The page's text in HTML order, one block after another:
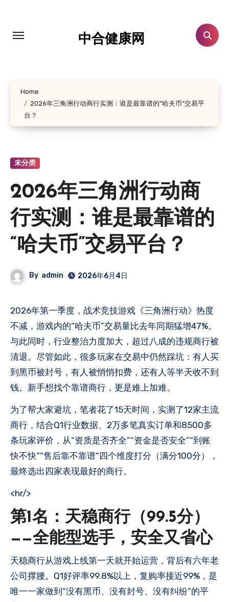
中合健康网
Home
2026年三角洲行动商行实测：谁是最靠谱的“哈夫币”交易平
台？
未分类
2026年三角洲行动商
行实测：谁是最靠谱的
“哈夫币”交易平台？
By admin 2026年6月4日
2026年第一季度，战术竞技游戏《三角洲行动》热度
不减，游戏内的“哈夫币”交易量比去年同期猛增47%。
与此同时，行业整治力度加大，超过八成的违规商行被
清退。尽管如此，很多玩家在交易中仍然踩坑：有人买
到黑币被封号，有人被悄悄扣费，还有人等半天收不到
钱。新手想找个靠谱商行，更是难上加难。
为了帮大家避坑，笔者花了15天时间，实测了12家主流
商行，结合Q1行业数据、2万多笔真实订单和8500多
条玩家评价，从“资质是否齐全”“资金是否安全”“到账
快不快”“售后靠不靠谱”四个维度打分（满分100分），
最终选出四家表现最好的商行。
<hr/>
第1名：天稳商行（99.5分）
——全能型选手，安全又省心
天稳商行从游戏上线第一天就开始运营，背后有六年老
公司撑腰。Q1好评率99.8%以上，复购率接近99%，是
唯一一家做到“没有黑币、没有封号、没有纠纷”的平